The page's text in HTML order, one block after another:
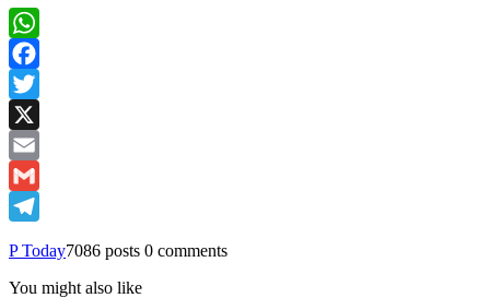
WhatsApp
Facebook
Twitter
X
Email
Gmail
P Today7086 posts 0 comments
You might also like